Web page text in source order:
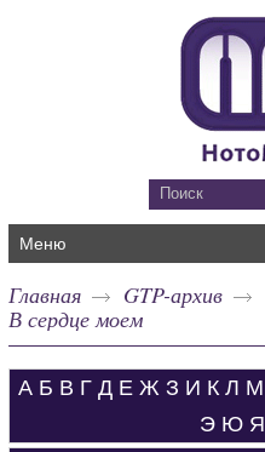
Меню
Главная GTP-архив
В сердце моем
А Б В Г Д Е Ж З И К Л М
Э Ю Я